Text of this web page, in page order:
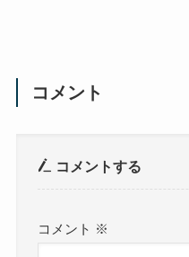
コメント
コメントする
コメント ※